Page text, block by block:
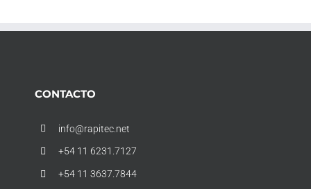
CONTACTO
info@rapitec.net
+54 11 6231.7127
+54 11 3637.7844